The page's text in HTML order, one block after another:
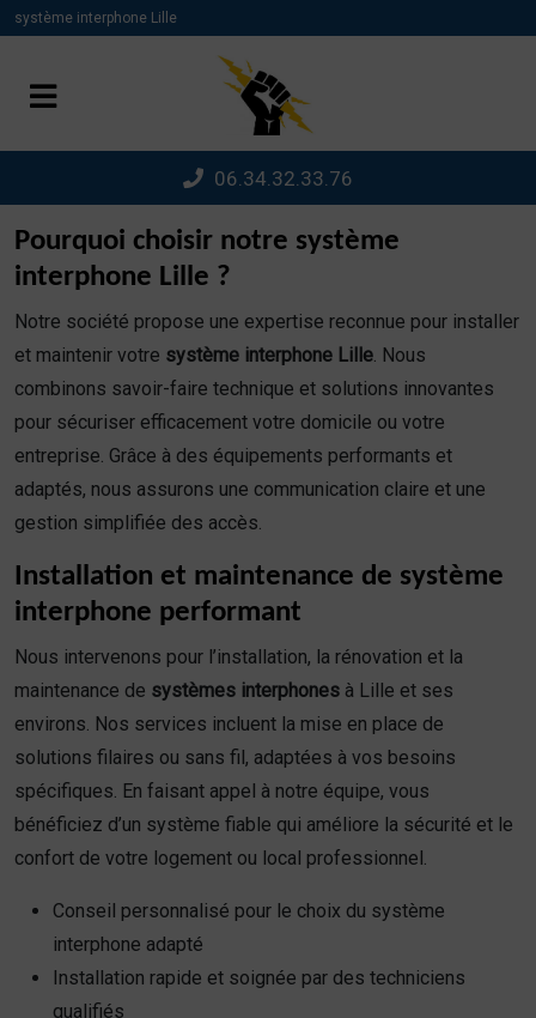
système interphone Lille
06.34.32.33.76
Pourquoi choisir notre système
interphone Lille ?
Notre société propose une expertise reconnue pour installer
et maintenir votre système interphone Lille. Nous
combinons savoir-faire technique et solutions innovantes
pour sécuriser efficacement votre domicile ou votre
entreprise. Grâce à des équipements performants et
adaptés, nous assurons une communication claire et une
gestion simplifiée des accès.
Installation et maintenance de système
interphone performant
Nous intervenons pour l’installation, la rénovation et la
maintenance de systèmes interphones à Lille et ses
environs. Nos services incluent la mise en place de
solutions filaires ou sans fil, adaptées à vos besoins
spécifiques. En faisant appel à notre équipe, vous
bénéficiez d’un système fiable qui améliore la sécurité et le
confort de votre logement ou local professionnel.
Conseil personnalisé pour le choix du système
interphone adapté
Installation rapide et soignée par des techniciens
qualifiés
Panneau de gestion des cookies